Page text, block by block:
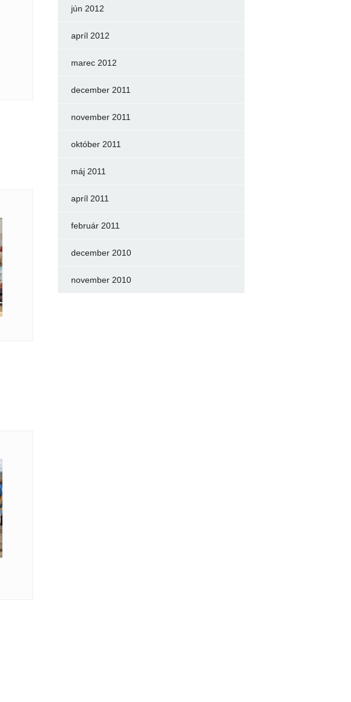
jún 2012
apríl 2012
marec 2012
december 2011
november 2011
október 2011
máj 2011
apríl 2011
február 2011
december 2010
november 2010